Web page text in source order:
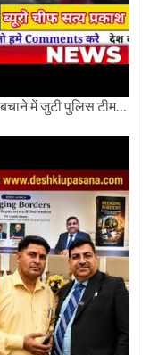
नोएडा सेक्टर63 के पास हिंडननदी में युवक डूबा:बचाने में जुटी पुलिस टीम: देखिए पूरी ग्राउंड रिपोर्टिंग